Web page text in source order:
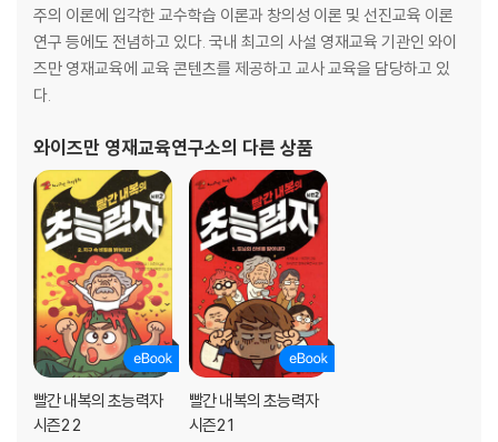
주의 이론에 입각한 교수학습 이론과 창의성 이론 및 선진교육 이론
연구 등에도 전념하고 있다. 국내 최고의 사설 영재교육 기관인 와이
즈만 영재교육에 교육 콘텐츠를 제공하고 교사 교육을 담당하고 있
다.
와이즈만 영재교육연구소의 다른 상품
빨간 내복의 초능력자
시즌2 2
빨간 내복의 초능력자
시즌2 1